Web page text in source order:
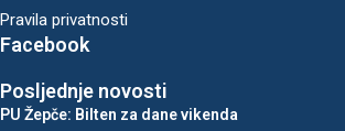
Pravila privatnosti
Facebook
Posljednje novosti
PU Žepče: Bilten za dane vikenda